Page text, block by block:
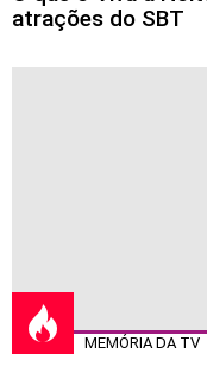
atrações do SBT
MEMÓRIA DA TV